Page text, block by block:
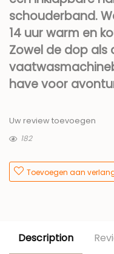
schouderband.
14 uur warm en
Zowel de dop als
have voor
Uw review toevoegen
182
Toevoegen aan
Description